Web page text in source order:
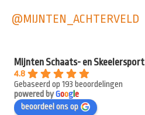
@MIJNTEN_ACHTERVELD
Mijnten Schaats- en Skeelersport
4.8
Gebaseerd op 193 beoordelingen
powered byGooge
beoordeel ons op